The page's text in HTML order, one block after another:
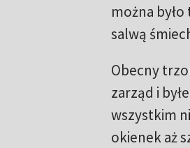
można
salwą
Obecny
zarząd i
wszystkim
okienek aż